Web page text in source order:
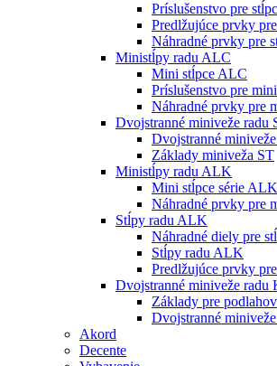
Príslušenstvo pre
Predlžujúce prvky
Náhradné prvky pre
Ministĺpy radu ALC
Mini stĺpce ALC
Príslušenstvo pre
Náhradné prvky pre
Dvojstranné miniveže radu
Dvojstranné
Základy miniveža ST
Ministĺpy radu ALK
Mini stĺpce série ALK
Náhradné prvky pre
Stĺpy radu ALK
Náhradné diely pre
Stĺpy radu ALK
Predlžujúce prvky
Dvojstranné miniveže radu
Základy pre
Dvojstranné
Akord
Decente